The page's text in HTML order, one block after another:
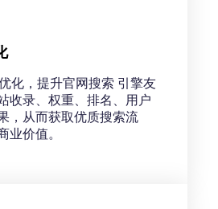
化，提升官网搜索 引擎友
收录、权重、排名、用户
，从而获取优质搜索流
业价值。